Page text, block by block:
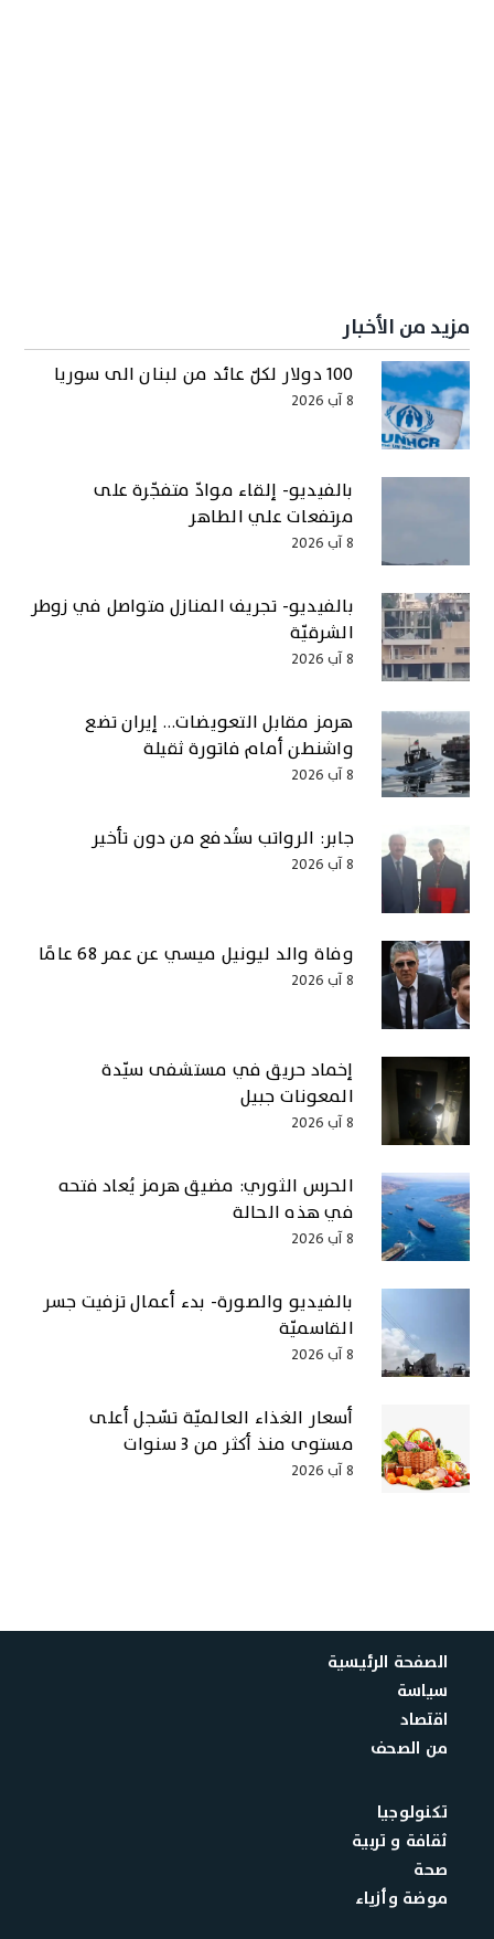
مزيد من الأخبار
100 دولار لكلّ عائد من لبنان الى سوريا
8 آب 2026
بالفيديو- إلقاء موادّ متفجّرة على
مرتفعات علي الطاهر
8 آب 2026
بالفيديو- تجريف المنازل متواصل في زوطر
الشرقيّة
8 آب 2026
هرمز مقابل التعويضات… إيران تضع
واشنطن أمام فاتورة ثقيلة
8 آب 2026
جابر: الرواتب ستُدفع من دون تأخير
8 آب 2026
وفاة والد ليونيل ميسي عن عمر 68 عامًا
8 آب 2026
إخماد حريق في مستشفى سيّدة
المعونات جبيل
8 آب 2026
الحرس الثوري: مضيق هرمز يُعاد فتحه
في هذه الحالة
8 آب 2026
بالفيديو والصورة- بدء أعمال تزفيت جسر
القاسميّة
8 آب 2026
أسعار الغذاء العالميّة تسّجل أعلى
مستوى منذ أكثر من 3 سنوات
8 آب 2026
الصفحة الرئيسية
سياسة
اقتصاد
من الصحف
تكنولوجيا
ثقافة و تربية
صحة
موضة وأزياء